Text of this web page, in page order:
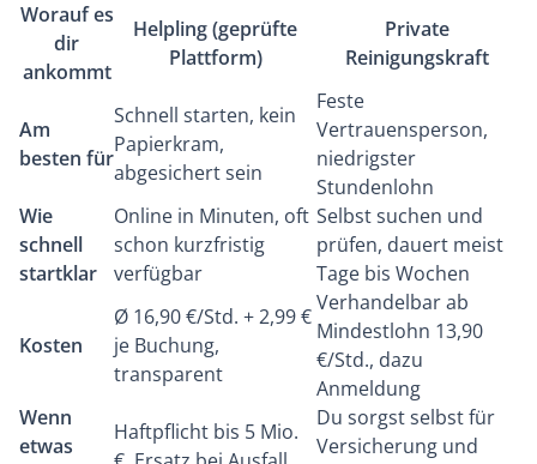
Worauf es
dir
ankommt
Helpling (geprüfte
Plattform)
Private
Reinigungskraft
Am
besten für
Schnell starten, kein
Papierkram,
abgesichert sein
Feste
Vertrauensperson,
niedrigster
Stundenlohn
Wie
schnell
startklar
Online in Minuten, oft
schon kurzfristig
verfügbar
Selbst suchen und
prüfen, dauert meist
Tage bis Wochen
Kosten
Ø 16,90 €/Std. + 2,99 €
je Buchung,
transparent
Verhandelbar ab
Mindestlohn 13,90
€/Std., dazu
Anmeldung
Wenn
etwas
Haftpflicht bis 5 Mio.
Du sorgst selbst für
Versicherung und